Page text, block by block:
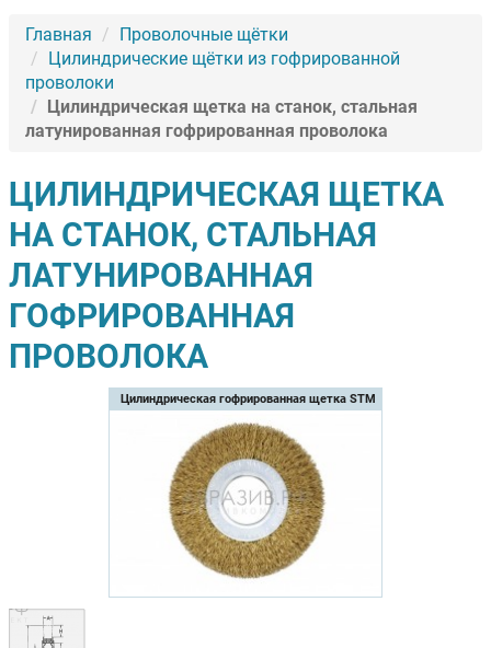
Главная
Проволочные щётки
Цилиндрические щётки из гофрированной
проволоки
Цилиндрическая щетка на станок, стальная
латунированная гофрированная проволока
ЦИЛИНДРИЧЕСКАЯ ЩЕТКА
НА СТАНОК, СТАЛЬНАЯ
ЛАТУНИРОВАННАЯ
ГОФРИРОВАННАЯ
ПРОВОЛОКА
Цилиндрическая гофрированная щетка STM